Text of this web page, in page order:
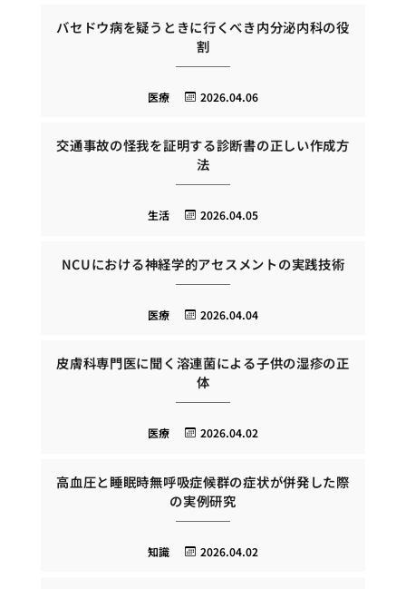
バセドウ病を疑うときに行くべき内分泌内科の役
割
2026.04.06
医療
交通事故の怪我を証明する診断書の正しい作成方
法
2026.04.05
生活
NCUにおける神経学的アセスメントの実践技術
2026.04.04
医療
皮膚科専門医に聞く溶連菌による子供の湿疹の正
体
2026.04.02
医療
高血圧と睡眠時無呼吸症候群の症状が併発した際
の実例研究
2026.04.02
知識